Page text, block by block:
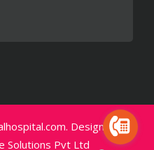
Designed By.
Solutions Pvt Ltd